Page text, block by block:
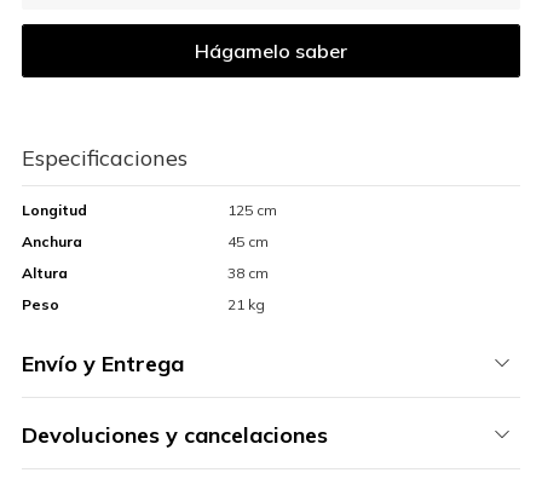
Hágamelo saber
Especificaciones
Longitud
125 cm
Anchura
45 cm
Altura
38 cm
Peso
21 kg
Envío y Entrega
Devoluciones y cancelaciones